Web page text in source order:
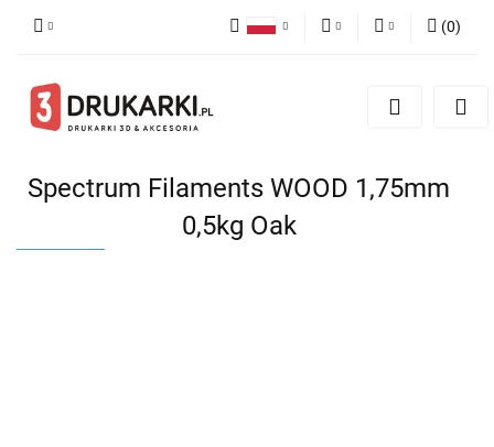
English
Zarejestruj się
(0)
Spectrum Filaments WOOD 1,75mm
0,5kg Oak